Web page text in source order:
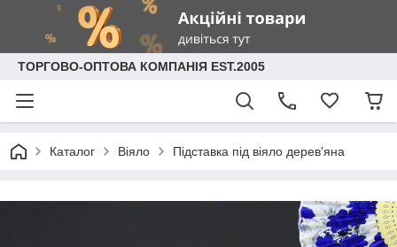
ТОРГОВО-ОПТОВА КОМПАНІЯ EST.2005
Каталог Віяло Підставка під віяло дерев'яна